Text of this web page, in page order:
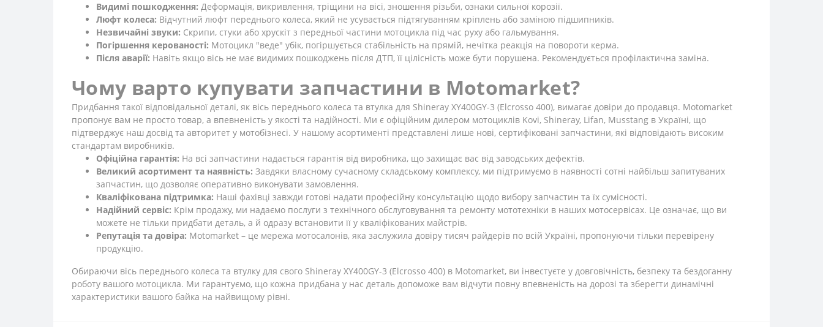
Видимі пошкодження: Деформація, викривлення, тріщини на вісі, зношення різьби, ознаки сильної корозії.
Люфт колеса: Відчутний люфт переднього колеса, який не усувається підтягуванням кріплень або заміною підшипників.
Незвичайні звуки: Скрипи, стуки або хрускіт з передньої частини мотоцикла під час руху або гальмування.
Погіршення керованості: Мотоцикл "веде" убік, погіршується стабільність на прямій, нечітка реакція на повороти керма.
Після аварії: Навіть якщо вісь не має видимих пошкоджень після ДТП, її цілісність може бути порушена. Рекомендується профілактична заміна.
Чому варто купувати запчастини в Motomarket?
Придбання такої відповідальної деталі, як вісь переднього колеса та втулка для Shineray XY400GY-3 (Elcrosso 400), вимагає довіри до продавця. Motomarket
пропонує вам не просто товар, а впевненість у якості та надійності. Ми є офіційним дилером мотоциклів Kovi, Shineray, Lifan, Musstang в Україні, що
підтверджує наш досвід та авторитет у мотобізнесі. У нашому асортименті представлені лише нові, сертифіковані запчастини, які відповідають високим
стандартам виробників.
Офіційна гарантія: На всі запчастини надається гарантія від виробника, що захищає вас від заводських дефектів.
Великий асортимент та наявність: Завдяки власному сучасному складському комплексу, ми підтримуємо в наявності сотні найбільш запитуваних
запчастин, що дозволяє оперативно виконувати замовлення.
Кваліфікована підтримка: Наші фахівці завжди готові надати професійну консультацію щодо вибору запчастин та їх сумісності.
Надійний сервіс: Крім продажу, ми надаємо послуги з технічного обслуговування та ремонту мототехніки в наших мотосервісах. Це означає, що ви
можете не тільки придбати деталь, а й одразу встановити її у кваліфікованих майстрів.
Репутація та довіра: Motomarket – це мережа мотосалонів, яка заслужила довіру тисяч райдерів по всій Україні, пропонуючи тільки перевірену
продукцію.
Обираючи вісь переднього колеса та втулку для свого Shineray XY400GY-3 (Elcrosso 400) в Motomarket, ви інвестуєте у довговічність, безпеку та бездоганну
роботу вашого мотоцикла. Ми гарантуємо, що кожна придбана у нас деталь допоможе вам відчути повну впевненість на дорозі та зберегти динамічні
характеристики вашого байка на найвищому рівні.